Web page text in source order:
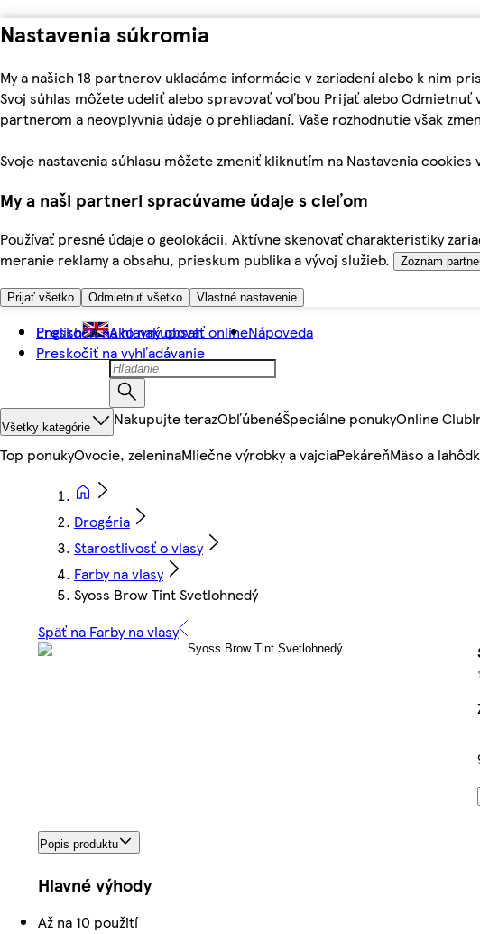
Nastavenia súkromia
My a našich 18 partnerov ukladáme informácie v zariadení alebo k nim
Svoj súhlas môžete udeliť alebo spravovať voľbou Prijať alebo
partnerom a neovplyvnia údaje o prehliadaní. Vaše rozhodnutie však
Svoje nastavenia súhlasu môžete zmeniť kliknutím na Nastavenia cookies
My a naši partneri spracúvame údaje s cieľom
Používať presné údaje o geolokácii. Aktívne skenovať charakteristiky
meranie reklamy a obsahu, prieskum publika a vývoj služieb.
Zoznam
Prijať všetko Odmietnuť všetko Vlastné nastavenie
Preskočiť na hlavný obsah
Preskočiť na vyhľadávanie
English Ako nakupovať onlineNápoveda
Všetky kategórie Nakupujte terazObľúbenéŠpeciálne ponukyOnline Club
Top ponukyOvocie, zeleninaMliečne výrobky a vajciaPekáreňMäso a
Drogéria
Starostlivosť o vlasy
Farby na vlasy
Syoss Brow Tint Svetlohnedý
Späť na Farby na vlasy
Popis produktu
Hlavné výhody
Až na 10 použití